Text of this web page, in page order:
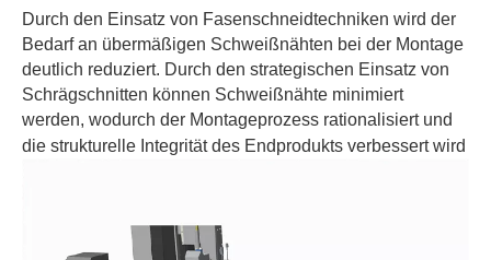
Durch den Einsatz von Fasenschneidtechniken wird der
Bedarf an übermäßigen Schweißnähten bei der Montage
deutlich reduziert. Durch den strategischen Einsatz von
Schrägschnitten können Schweißnähte minimiert
werden, wodurch der Montageprozess rationalisiert und
die strukturelle Integrität des Endprodukts verbessert wird